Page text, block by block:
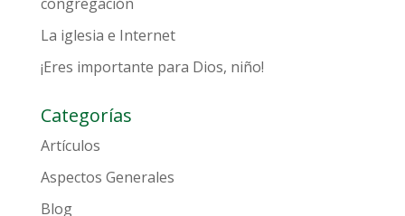
La iglesia e Internet
¡Eres importante para Dios, niño!
Categorías
Artículos
Aspectos Generales
Blog